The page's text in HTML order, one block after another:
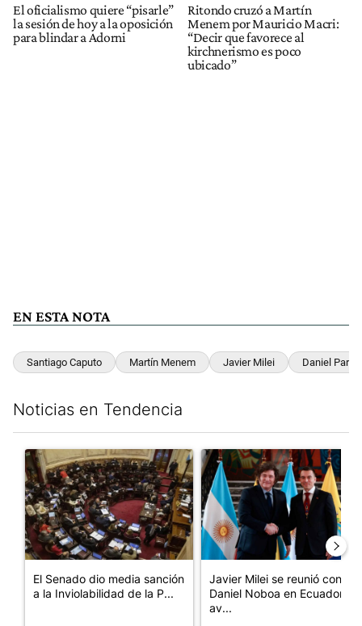
El oficialismo quiere “pisarle”
la sesión de hoy a la oposición
para blindar a Adorni
Ritondo cruzó a Martín
Menem por Mauricio Macri:
“Decir que favorece al
kirchnerismo es poco
ubicado”
EN ESTA NOTA
Santiago Caputo Martín Menem Javier Milei Daniel
Noticias en Tendencia
Un artículo de tendencia con el título "El Senado dio media
El Senado dio media sanción
a la Inviolabilidad de la P...
Un artículo de tendencia con
Javier Milei se reunió con
Daniel Noboa en Ecuador y
av...